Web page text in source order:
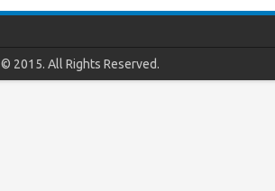
© 2015. All Rights Reserved.